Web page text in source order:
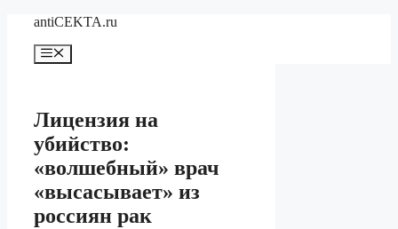
Перейти
содержимому
antiCEKTA.ru
Меню
Лицензия на
убийство:
«волшебный» врач
«высасывает» из
россиян рак